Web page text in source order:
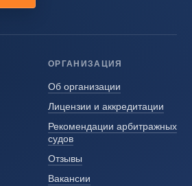
ОРГАНИЗАЦИЯ
Об организации
Лицензии и аккредитации
Рекомендации арбитражных
судов
Отзывы
Вакансии